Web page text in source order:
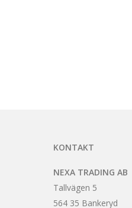
KONTAKT
NEXA TRADING AB
Tallvägen 5
564 35 Bankeryd